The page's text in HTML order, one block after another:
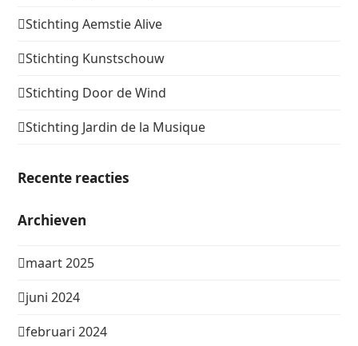
Stichting Aemstie Alive
Stichting Kunstschouw
Stichting Door de Wind
Stichting Jardin de la Musique
Recente reacties
Archieven
maart 2025
juni 2024
februari 2024